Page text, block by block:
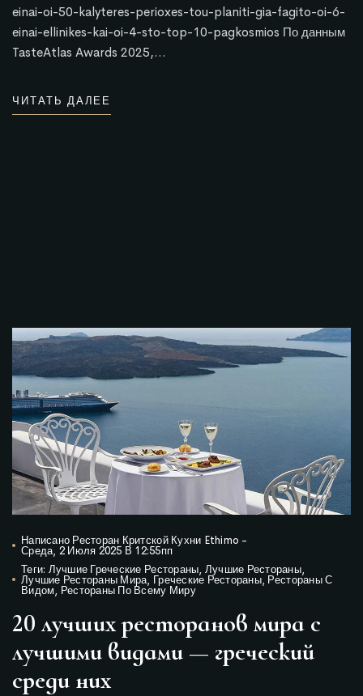
einai-oi-50-kalyteres-perioxes-tou-planiti-gia-fagito-oi-6-
einai-ellinikes-kai-oi-4-sto-top-10-pagkosmios По данным
TasteAtlas Awards 2025,…
ЧИТАТЬ ДАЛЕЕ
Написано Ресторан Критской Кухни Ethimo -
Среда, 2 Июля 2025 В 12:55пп
Теги: Лучшие Греческие Рестораны, Лучшие Рестораны,
Лучшие Рестораны Мира, Греческие Рестораны, Рестораны С
Видом, Рестораны По Всему Миру
20 лучших ресторанов мира с
лучшими видами — греческий
среди них